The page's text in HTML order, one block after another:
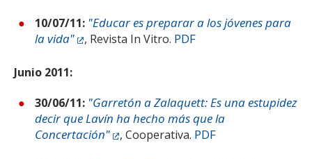
10/07/11: "Educar es preparar a los jóvenes para
la vida"
, Revista In Vitro. PDF
Junio 2011:
30/06/11: "Garretón a Zalaquett: Es una estupidez
decir que Lavín ha hecho más que la
Concertación"
, Cooperativa. PDF